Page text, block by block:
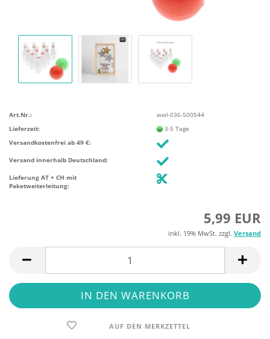
Art.Nr.:
wwl-036-500544
Lieferzeit:
3-5 Tage
Versandkostenfrei ab 49 €:
Versand innerhalb Deutschland:
Lieferung AT + CH mit
Paketweiterleitung:
5,99 EUR
inkl. 19% MwSt. zzgl. Versand
AUF DEN MERKZETTEL